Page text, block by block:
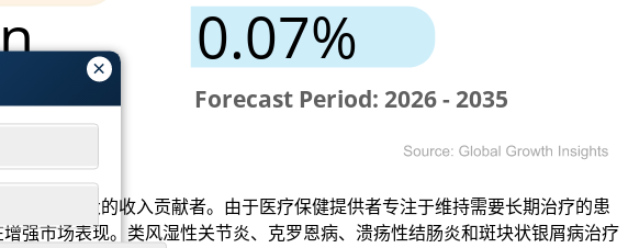
×
然是最大的收入贡献者。由于医疗保健提供者专注于维持需要长期治疗的患
强市场表现。类风湿性关节炎、克罗恩病、溃疡性结肠炎和斑块状银屑病治疗